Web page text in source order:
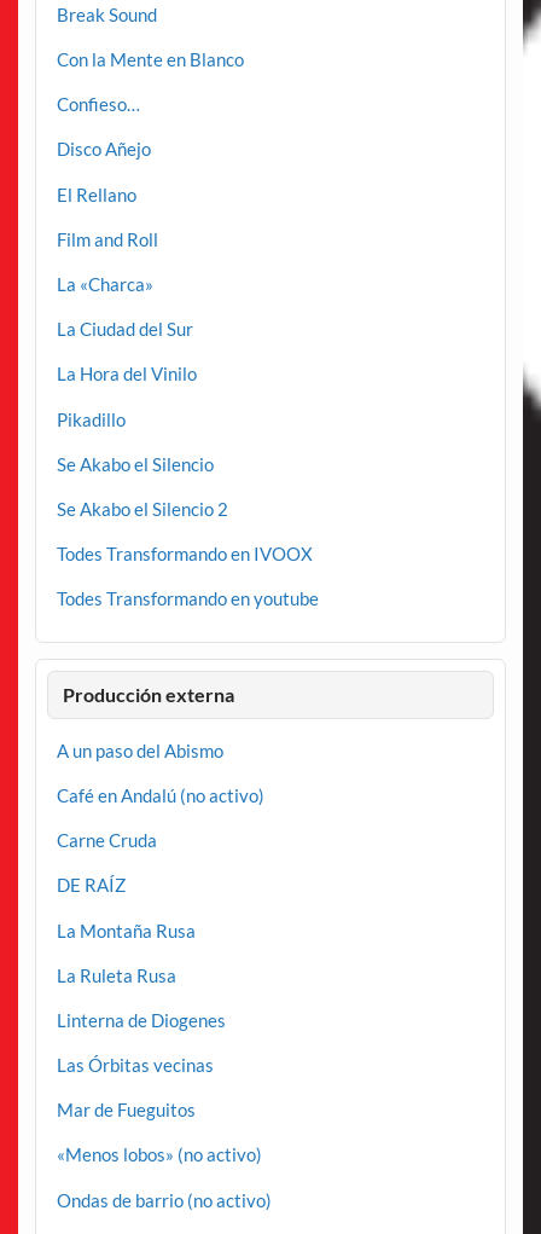
Break Sound
Con la Mente en Blanco
Confieso…
Disco Añejo
El Rellano
Film and Roll
La «Charca»
La Ciudad del Sur
La Hora del Vinilo
Pikadillo
Se Akabo el Silencio
Se Akabo el Silencio 2
Todes Transformando en IVOOX
Todes Transformando en youtube
Producción externa
A un paso del Abismo
Café en Andalú (no activo)
Carne Cruda
DE RAÍZ
La Montaña Rusa
La Ruleta Rusa
Linterna de Diogenes
Las Órbitas vecinas
Mar de Fueguitos
«Menos lobos» (no activo)
Ondas de barrio (no activo)